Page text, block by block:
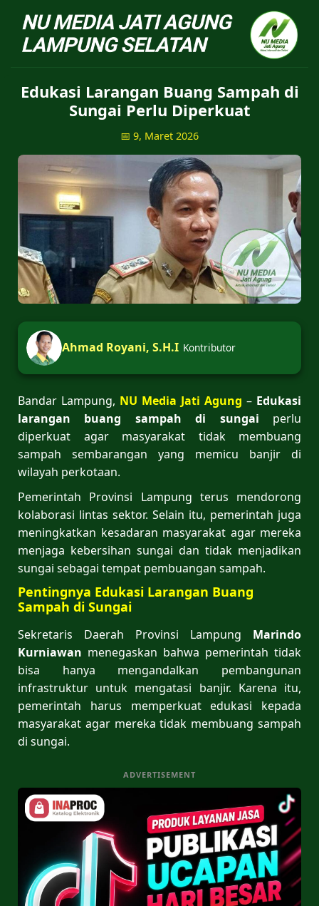
NU Jatiagung - Situs
Edukasi Larangan Buang Sampah di
Sungai Perlu Diperkuat
📅 9, Maret 2026
Ahmad Royani, S.H.I Kontributor
Bandar Lampung, NU Media Jati Agung – Edukasi
larangan buang sampah di sungai perlu
diperkuat agar masyarakat tidak membuang
sampah sembarangan yang memicu banjir di
wilayah perkotaan.
Pemerintah Provinsi Lampung terus mendorong
kolaborasi lintas sektor. Selain itu, pemerintah juga
meningkatkan kesadaran masyarakat agar mereka
menjaga kebersihan sungai dan tidak menjadikan
sungai sebagai tempat pembuangan sampah.
Pentingnya Edukasi Larangan Buang
Sampah di Sungai
Sekretaris Daerah Provinsi Lampung Marindo
Kurniawan menegaskan bahwa pemerintah tidak
bisa hanya mengandalkan pembangunan
infrastruktur untuk mengatasi banjir. Karena itu,
pemerintah harus memperkuat edukasi kepada
masyarakat agar mereka tidak membuang sampah
di sungai.
ADVERTISEMENT